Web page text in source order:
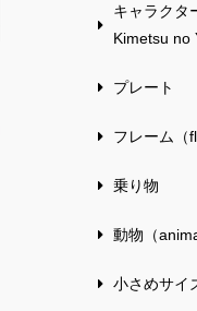
キャラクタ
Kimetsu no
プレート
フレーム（
乗り物
動物（
小さめサイ